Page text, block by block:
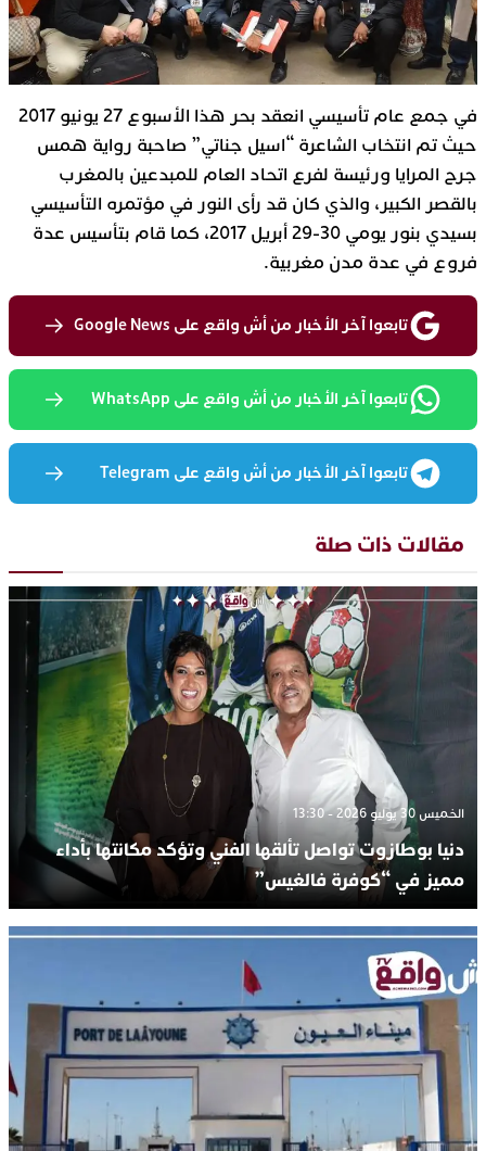
في جمع عام تأسيسي انعقد بحر هذا الأسبوع 27 يونيو 2017
حيث تم انتخاب الشاعرة “اسيل جناتي” صاحبة رواية همس
جرح المرايا ورئيسة لفرع اتحاد العام للمبدعين بالمغرب
بالقصر الكبير، والذي كان قد رأى النور في مؤتمره التأسيسي
بسيدي بنور يومي 30-29 أبريل 2017،
كما قام بتأسيس عدة
فروع في عدة مدن مغربية.
تابعوا آخر الأخبار من أش واقع على Google News
تابعوا آخر الأخبار من أش واقع على WhatsApp
تابعوا آخر الأخبار من أش واقع على Telegram
مقالات ذات صلة
الخميس 30 يوليو 2026 - 13:30
دنيا بوطازوت تواصل تألقها الفني وتؤكد مكانتها بأداء
مميز في “كوفرة فالغيس”